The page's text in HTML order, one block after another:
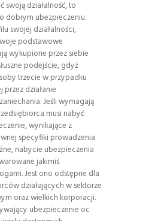
swoją działalność, to
dobrym ubezpieczeniu.
swojej działalności,
podstawowe
wykupione przez siebie
podejście, gdyż
trzecie w przypadku
przez działanie
Jeśli wymagają
musi nabyć
wynikające z
specyfiki prowadzenia
nabycie ubezpieczenia
jakimiś
Jest ono odstępne dla
działających w sektorze
oraz wielkich korporacji.
ubezpieczenie oc